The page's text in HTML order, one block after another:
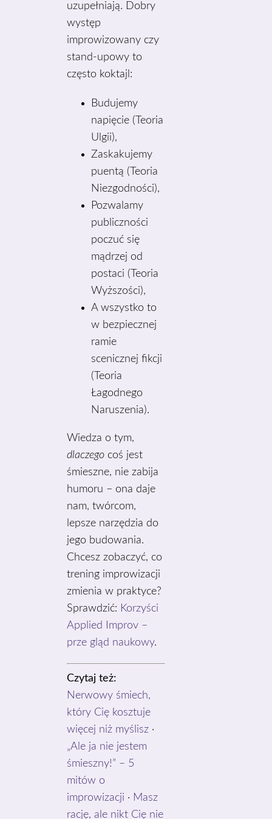
uzupełniają. Dobry
występ
improwizowany czy
stand-upowy to
często koktajl:
Budujemy
napięcie (Teoria
Ulgii),
Zaskakujemy
puentą (Teoria
Niezgodności),
Pozwalamy
publiczności
poczuć się
mądrzej od
postaci (Teoria
Wyższości),
A wszystko to
w bezpiecznej
ramie
scenicznej fikcji
(Teoria
Łagodnego
Naruszenia).
Wiedza o tym,
dlaczego coś jest
śmieszne, nie zabija
humoru – ona daje
nam, twórcom,
lepsze narzędzia do
jego budowania.
Chcesz zobaczyć, co
trening improwizacji
zmienia w praktyce?
Sprawdzić: Korzyści
Applied Improv –
prze gląd naukowy.
Czytaj też:
Nerwowy śmiech,
który Cię kosztuje
więcej niż myślisz ·
„Ale ja nie jestem
śmieszny!” – 5
mitów o
improwizacji · Masz
rację, ale nikt Cię nie